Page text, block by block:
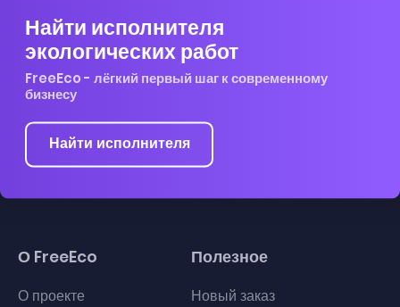
Найти исполнителя
экологических работ
FreeEco - лёгкий первый шаг к современному
бизнесу
Найти исполнителя
О FreeEco
О проекте
Полезное
Новый заказ